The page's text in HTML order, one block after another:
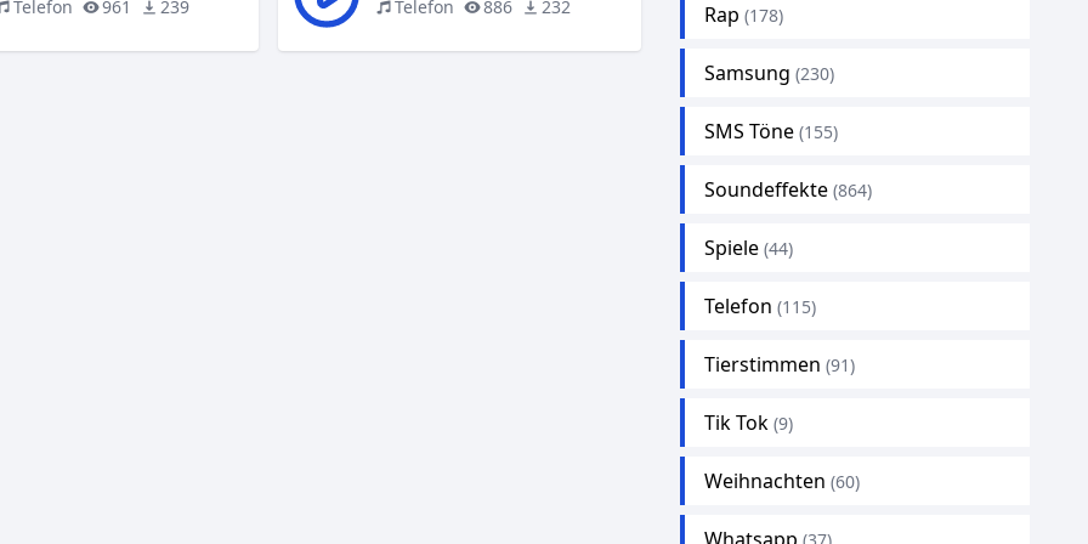
Telefon 961 239 Telefon 886 232 Rap (178)
Samsung (230)
SMS Töne (155)
Soundeffekte (864)
Spiele (44)
Telefon (115)
Tierstimmen (91)
Tik Tok (9)
Weihnachten (60)